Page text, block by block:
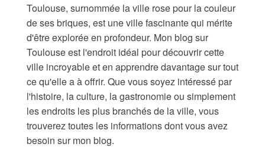
Toulouse, surnommée la ville rose pour la couleur
de ses briques, est une ville fascinante qui mérite
d'être explorée en profondeur. Mon blog sur
Toulouse est l'endroit idéal pour découvrir cette
ville incroyable et en apprendre davantage sur tout
ce qu'elle a à offrir. Que vous soyez intéressé par
l'histoire, la culture, la gastronomie ou simplement
les endroits les plus branchés de la ville, vous
trouverez toutes les informations dont vous avez
besoin sur mon blog.